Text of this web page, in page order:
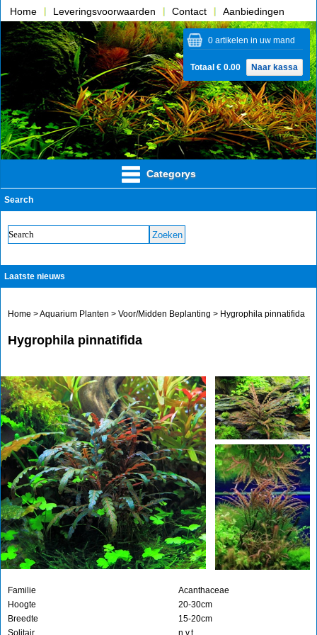
Home Leveringsvoorwaarden Contact
Aanbiedingen
Over ons
Categorys
Search
Laatste nieuws
0 artikelen in uw mand
Totaal € 0.00 Naar kassa
Home >Aquarium Planten > Voor/Midden Beplanting > Hygrophila pinnatifida
Hygrophila pinnatifida
Familie
Acanthaceae
Hoogte
20-30cm
Breedte
15-20cm